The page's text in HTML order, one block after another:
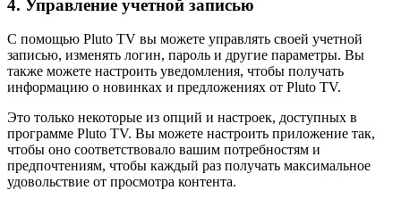
4. Управление учетной записью
С помощью Pluto TV вы можете управлять своей учетной
записью, изменять логин, пароль и другие параметры. Вы
также можете настроить уведомления, чтобы получать
информацию о новинках и предложениях от Pluto TV.
Это только некоторые из опций и настроек, доступных в
программе Pluto TV. Вы можете настроить приложение так,
чтобы оно соответствовало вашим потребностям и
предпочтениям, чтобы каждый раз получать максимальное
удовольствие от просмотра контента.